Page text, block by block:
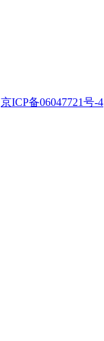
京ICP备06047721号-4